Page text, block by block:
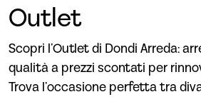
Outlet
Scopri l’Outlet di Dondi Arreda:
qualità a prezzi scontati per
Trova l’occasione perfetta tra